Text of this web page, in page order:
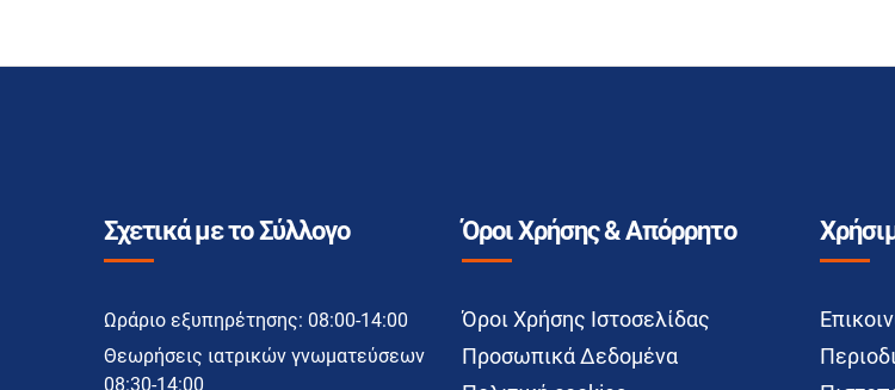
Σχετικά με το Σύλλογο
Ωράριο εξυπηρέτησης: 08:00-14:00
Θεωρήσεις ιατρικών γνωματεύσεων
08:30-14:00
Όροι Χρήσης & Απόρρητο
Όροι Χρήσης Ιστοσελίδας
Προσωπικά Δεδομένα